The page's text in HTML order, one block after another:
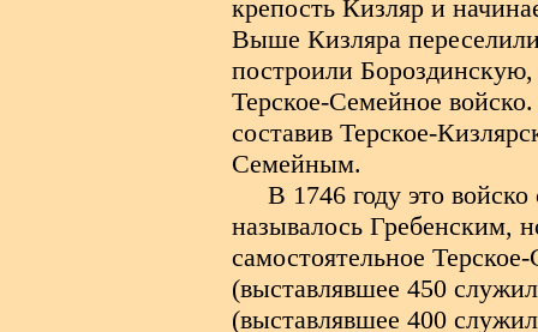
крепость Кизляр и
Выше Кизляра переселили
построили
Терское-Семейное
составив Терское-
Семейным.
В 1746 году это
называлось Гребенским,
самостоятельное
(выставлявшее 450
(выставлявшее 400